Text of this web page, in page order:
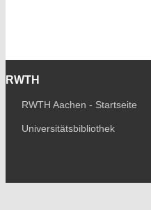
RWTH
RWTH Aachen - Startseite
Universitätsbibliothek